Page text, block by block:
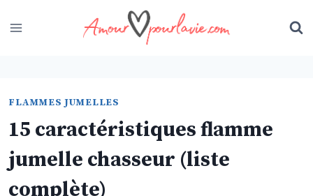
to
FLAMMES JUMELLES
15 caractéristiques flamme
jumelle chasseur (liste
complète)